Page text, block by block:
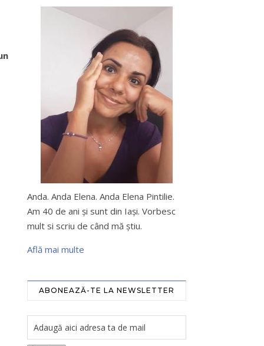
Anda. Anda Elena. Anda Elena Pintilie.
Am 40 de ani şi sunt din Iaşi. Vorbesc
mult si scriu de când mă ştiu.
Află mai multe
ABONEAZĂ-TE LA NEWSLETTER